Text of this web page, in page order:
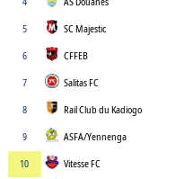
5
SC Majestic
6
CFFEB
7
Salitas FC
8
Rail Club du Kadiogo
9
ASFA/Yennenga
10
Vitesse FC